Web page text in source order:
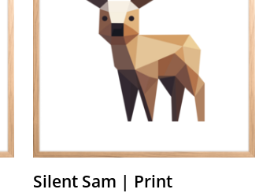
Silent Sam | Print